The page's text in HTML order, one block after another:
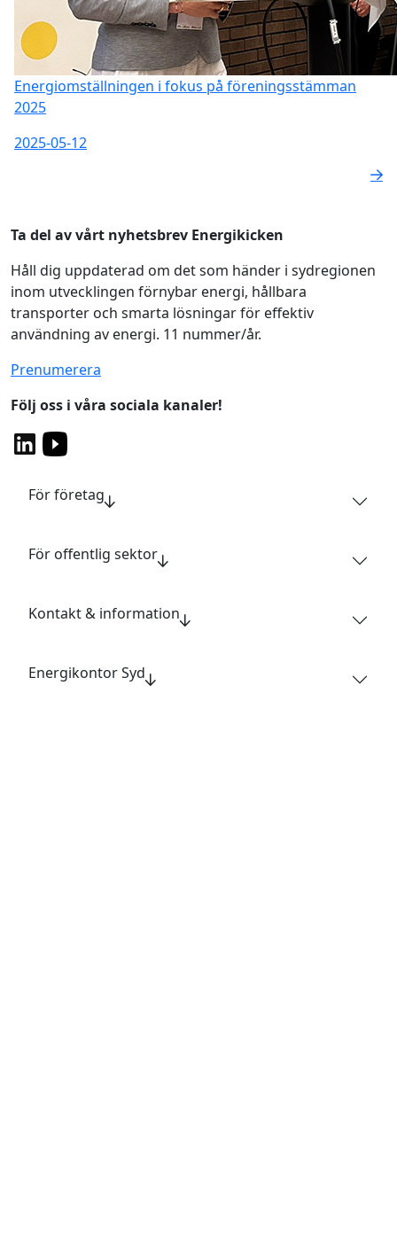
Energiomställningen i fokus på föreningsstämman
2025
2025-05-12
Ta del av vårt nyhetsbrev Energikicken
Håll dig uppdaterad om det som händer i sydregionen
inom utvecklingen förnybar energi, hållbara
transporter och smarta lösningar för effektiv
användning av energi. 11 nummer/år.
Prenumerera
Följ oss i våra sociala kanaler!
För företag
För offentlig sektor
Kontakt & information
Energikontor Syd